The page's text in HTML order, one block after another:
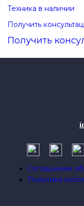
Техника в наличии
Получить
Получить
Соглашение
Политика